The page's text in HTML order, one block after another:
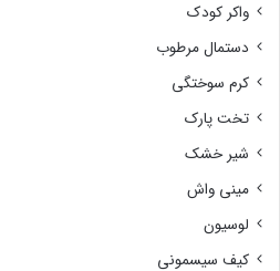
واکر کودک
دستمال مرطوب
کرم سوختگی
تخت پارک
شیر خشک
مینی واش
لوسیون
کیف سیسمونی